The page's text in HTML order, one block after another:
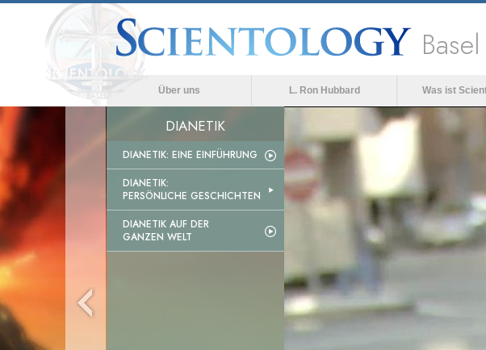
Basel
Über uns L. Ron Hubbard Was ist
DIANETIK
DIANETIK: EINE EINFÜHRUNG
DIANETIK:
PERSÖNLICHE GESCHICHTEN
DIANETIK AUF DER
GANZEN WELT